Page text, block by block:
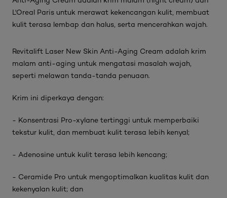
L'Oreal Paris untuk merawat kekencangan kulit, membuat
kulit terasa lembap dan halus, serta mencerahkan wajah.
Revitalift Laser New Skin Anti-Aging Cream adalah krim
malam anti-aging untuk mengatasi masalah wajah,
seperti melawan tanda-tanda penuaan.
Krim ini diperkaya dengan:
- Konsentrasi Pro-xylane tertinggi untuk memperbaiki
tekstur kulit, dan membuat kulit terasa lebih kenyal;
- Adenosine untuk kulit terasa lebih kencang;
- Ceramide Pro untuk mengoptimalkan kualitas kulit dan
kekenyalan kulit; dan